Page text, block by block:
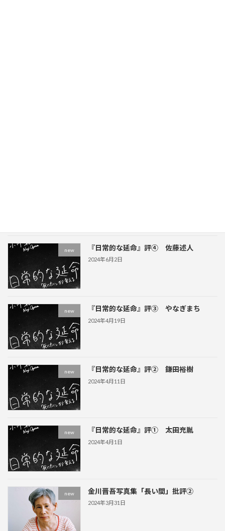
new 『日常的な延命』評④ 佐藤述人
2024年6月2日
new 『日常的な延命』評③ やなぎまち
2024年4月19日
new 『日常的な延命』評② 鎌田裕樹
2024年4月11日
new 『日常的な延命』評① 太田充胤
2024年4月1日
new 金川晋吾写真集「長い間」批評②
2024年3月31日